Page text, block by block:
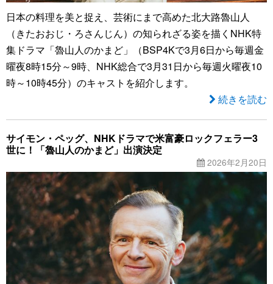
日本の料理を美と捉え、芸術にまで高めた北大路魯山人
（きたおおじ・ろさんじん）の知られざる姿を描くNHK特
集ドラマ「魯山人のかまど」（BSP4Kで3月6日から毎週金
曜夜8時15分～9時、NHK総合で3月31日から毎週火曜夜10
時～10時45分）のキャストを紹介します。
続きを読む
サイモン・ペッグ、NHKドラマで米富豪ロックフェラー3
世に！「魯山人のかまど」出演決定
2026年2月20日